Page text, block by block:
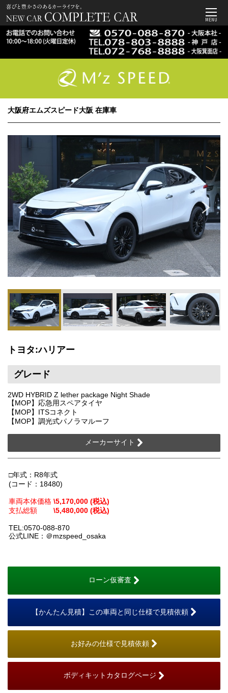
MENU
大阪府エムズスピード大阪 在庫車
トヨタ:ハリアー
グレード
2WD HYBRID Z lether package Night Shade
【MOP】応急用スペアタイヤ
【MOP】ITSコネクト
【MOP】調光式パノラマルーフ
メーカーサイト
□年式：R8年式
(コード：18480)
車両本体価格 \5,170,000 (税込)
支払総額 \5,480,000 (税込)
TEL:0570-088-870
公式LINE：＠mzspeed_osaka
ローン仮審査
【かんたん見積】この車両と同じ仕様で見積依頼
お好みの仕様で見積依頼
ボディキットカタログページ